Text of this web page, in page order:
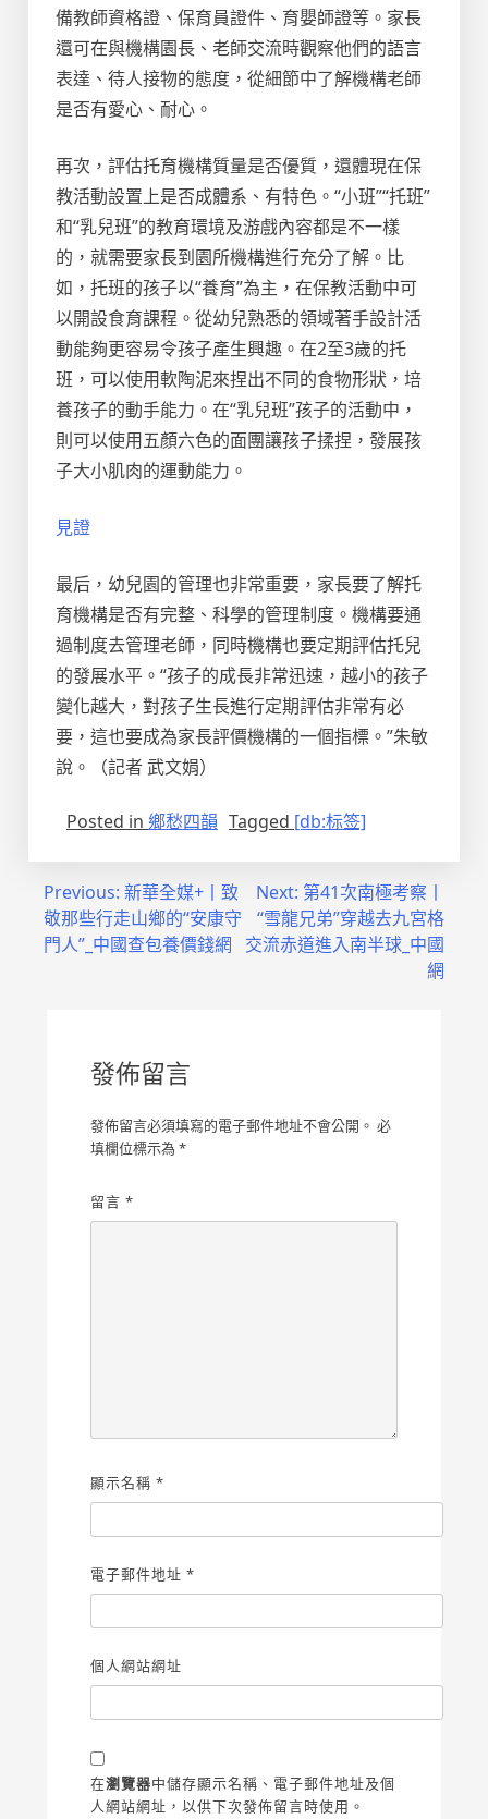
備教師資格證、保育員證件、育嬰師證等。家長
還可在與機構園長、老師交流時觀察他們的語言
表達、待人接物的態度，從細節中了解機構老師
是否有愛心、耐心。
再次，評估托育機構質量是否優質，還體現在保
教活動設置上是否成體系、有特色。“小班”“托班”
和“乳兒班”的教育環境及游戲內容都是不一樣
的，就需要家長到園所機構進行充分了解。比
如，托班的孩子以“養育”為主，在保教活動中可
以開設食育課程。從幼兒熟悉的領域著手設計活
動能夠更容易令孩子產生興趣。在2至3歲的托
班，可以使用軟陶泥來捏出不同的食物形狀，培
養孩子的動手能力。在“乳兒班”孩子的活動中，
則可以使用五顏六色的面團讓孩子揉捏，發展孩
子大小肌肉的運動能力。
見證
最后，幼兒園的管理也非常重要，家長要了解托
育機構是否有完整、科學的管理制度。機構要通
過制度去管理老師，同時機構也要定期評估托兒
的發展水平。“孩子的成長非常迅速，越小的孩子
變化越大，對孩子生長進行定期評估非常有必
要，這也要成為家長評價機構的一個指標。”朱敏
說。（記者 武文娟）
Posted in 鄉愁四韻 Tagged [db:标签]
Previous: 新華全媒+丨致
敬那些行走山鄉的“安康守
門人”_中國查包養價錢網
Next: 第41次南極考察丨
“雪龍兄弟”穿越去九宮格
交流赤道進入南半球_中國
網
發佈留言
發佈留言必須填寫的電子郵件地址不會公開。 必
填欄位標示為 *
留言 *
顯示名稱 *
電子郵件地址 *
個人網站網址
在瀏覽器中儲存顯示名稱、電子郵件地址及個
人網站網址，以供下次發佈留言時使用。